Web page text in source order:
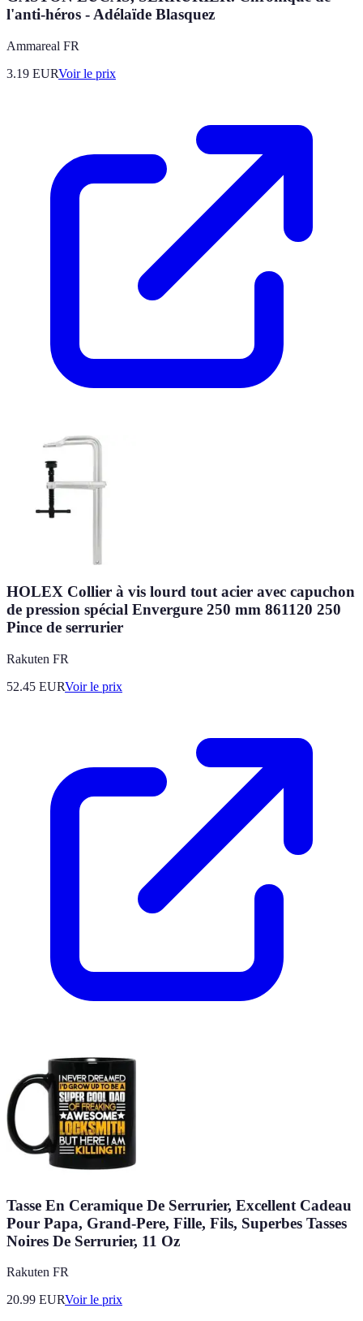
l'anti-héros - Adélaïde Blasquez
Ammareal FR
3.19 EURVoir le prix
HOLEX Collier à vis lourd tout acier avec capuchon
de pression spécial Envergure 250 mm 861120 250
Pince de serrurier
Rakuten FR
52.45 EURVoir le prix
Tasse En Ceramique De Serrurier, Excellent Cadeau
Pour Papa, Grand-Pere, Fille, Fils, Superbes Tasses
Noires De Serrurier, 11 Oz
Rakuten FR
20.99 EURVoir le prix